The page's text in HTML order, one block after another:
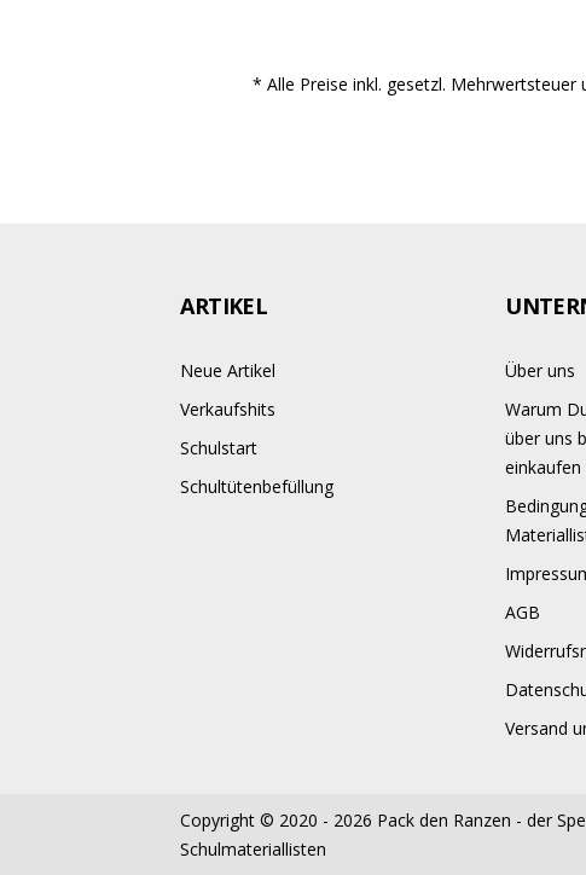
* Alle Preise inkl. gesetzl. Mehrwertsteuer
ARTIKEL
Neue Artikel
Verkaufshits
Schulstart
Schultütenbefüllung
Über uns
Warum
über uns
AGB
Versand
Copyright © 2020 - 2026 Pack den Ranzen - der
Schulmateriallisten